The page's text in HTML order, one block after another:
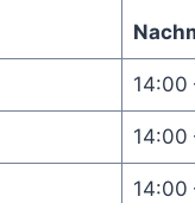
14:00
14:00
14:00